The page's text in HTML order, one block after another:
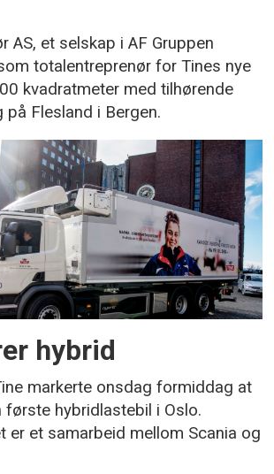
AS, et selskap i AF Gruppen
totalentreprenør for Tines nye
kvadratmeter med tilhørende
på Flesland i Bergen.
hybrid
markerte onsdag formiddag at
første hybridlastebil i Oslo.
er et samarbeid mellom Scania og